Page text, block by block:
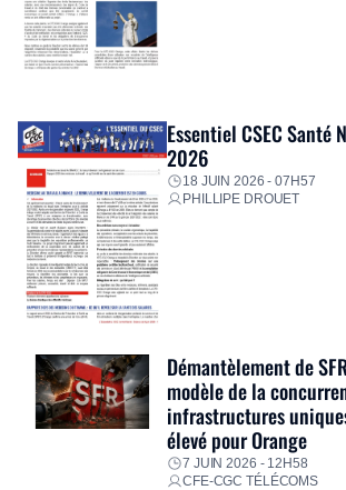
Essentiel CSEC Santé
2026
18 JUIN 2026 - 07H57
PHILLIPE DROUET
Démantèlement de
modèle de la
infrastructures
élevé pour Orange
7 JUIN 2026 - 12H58
CFE-CGC TÉLÉCOMS